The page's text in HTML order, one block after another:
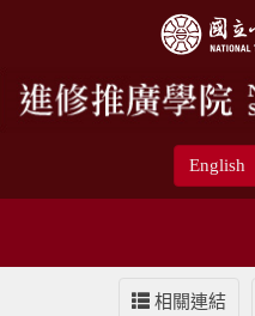
English
相關連結